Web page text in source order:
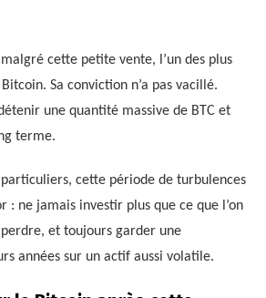
cette petite vente, l’un des plus
Sa conviction n’a pas vacillé.
une quantité massive de BTC et
terme.
particuliers, cette période de turbulences
: ne jamais investir plus que ce que l’on
et toujours garder une
années sur un actif aussi volatile.